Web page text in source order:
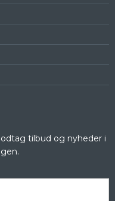
tilbud og nyheder i